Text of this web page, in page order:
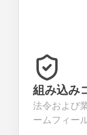
組み込み
法令および
ームフィー